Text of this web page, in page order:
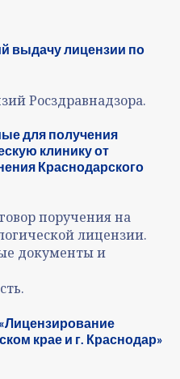
выдачу лицензии по
Росздравнадзора.
для получения
клинику от
Краснодарского
поручения на
лицензии.
документы и
крае и г. Краснодар»